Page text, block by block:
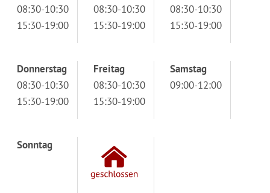
08:30-10:30
15:30-19:00
08:30-10:30
15:30-19:00
08:30-10:30
15:30-19:00
Donnerstag
08:30-10:30
15:30-19:00
Freitag
08:30-10:30
15:30-19:00
Samstag
09:00-12:00
Sonntag